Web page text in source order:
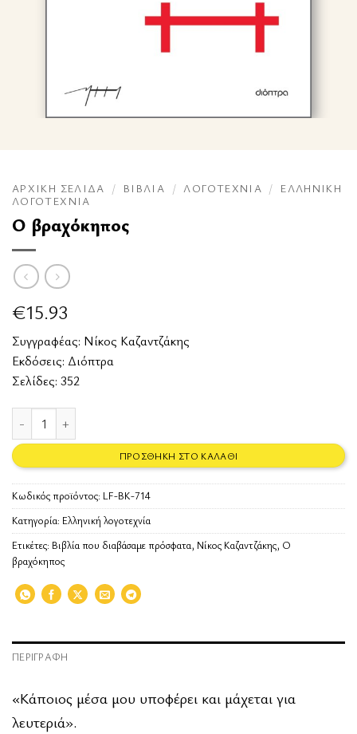
ΑΡΧΙΚΉ ΣΕΛΊΔΑ / ΒΙΒΛΊΑ / ΛΟΓΟΤΕΧΝΊΑ /
ΕΛΛΗΝΙΚΉ
ΛΟΓΟΤΕΧΝΊΑ
Ο βραχόκηπος
€15.93
Συγγραφέας: Νίκος Καζαντζάκης
Εκδόσεις: Διόπτρα
Σελίδες: 352
ΠΡΟΣΘΉΚΗ ΣΤΟ ΚΑΛΆΘΙ
Κωδικός προϊόντος: LF-BK-714
Κατηγορία: Ελληνική λογοτεχνία
Ετικέτες: Βιβλία που διαβάσαμε πρόσφατα, Νίκος Καζαντζάκης, Ο
βραχόκηπος
ΠΕΡΙΓΡΑΦΉ
«Κάποιος μέσα μου υποφέρει και μάχεται για
λευτεριά».